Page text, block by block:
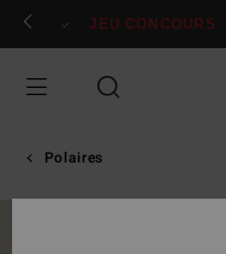
Passer
Se connecter /
JEU CONCOURS
Polaires